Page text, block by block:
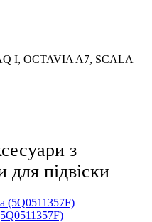
I, OCTAVIA A7, SCALA
з
для підвіски